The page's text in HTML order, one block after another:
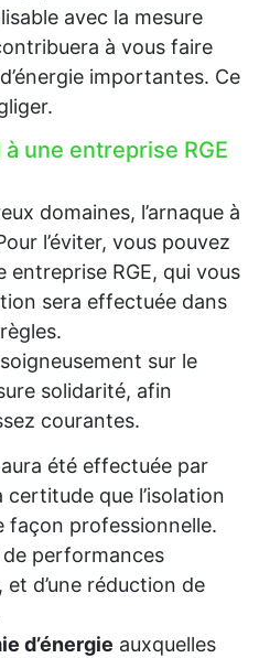
avec la mesure
à vous faire
importantes. Ce
une entreprise RGE
domaines, l’arnaque à
l’éviter, vous pouvez
RGE, qui vous
sera effectuée dans
sur le
solidarité, afin
courantes.
été effectuée par
que l’isolation
façon professionnelle.
performances
d’une réduction de
d’énergie auxquelles